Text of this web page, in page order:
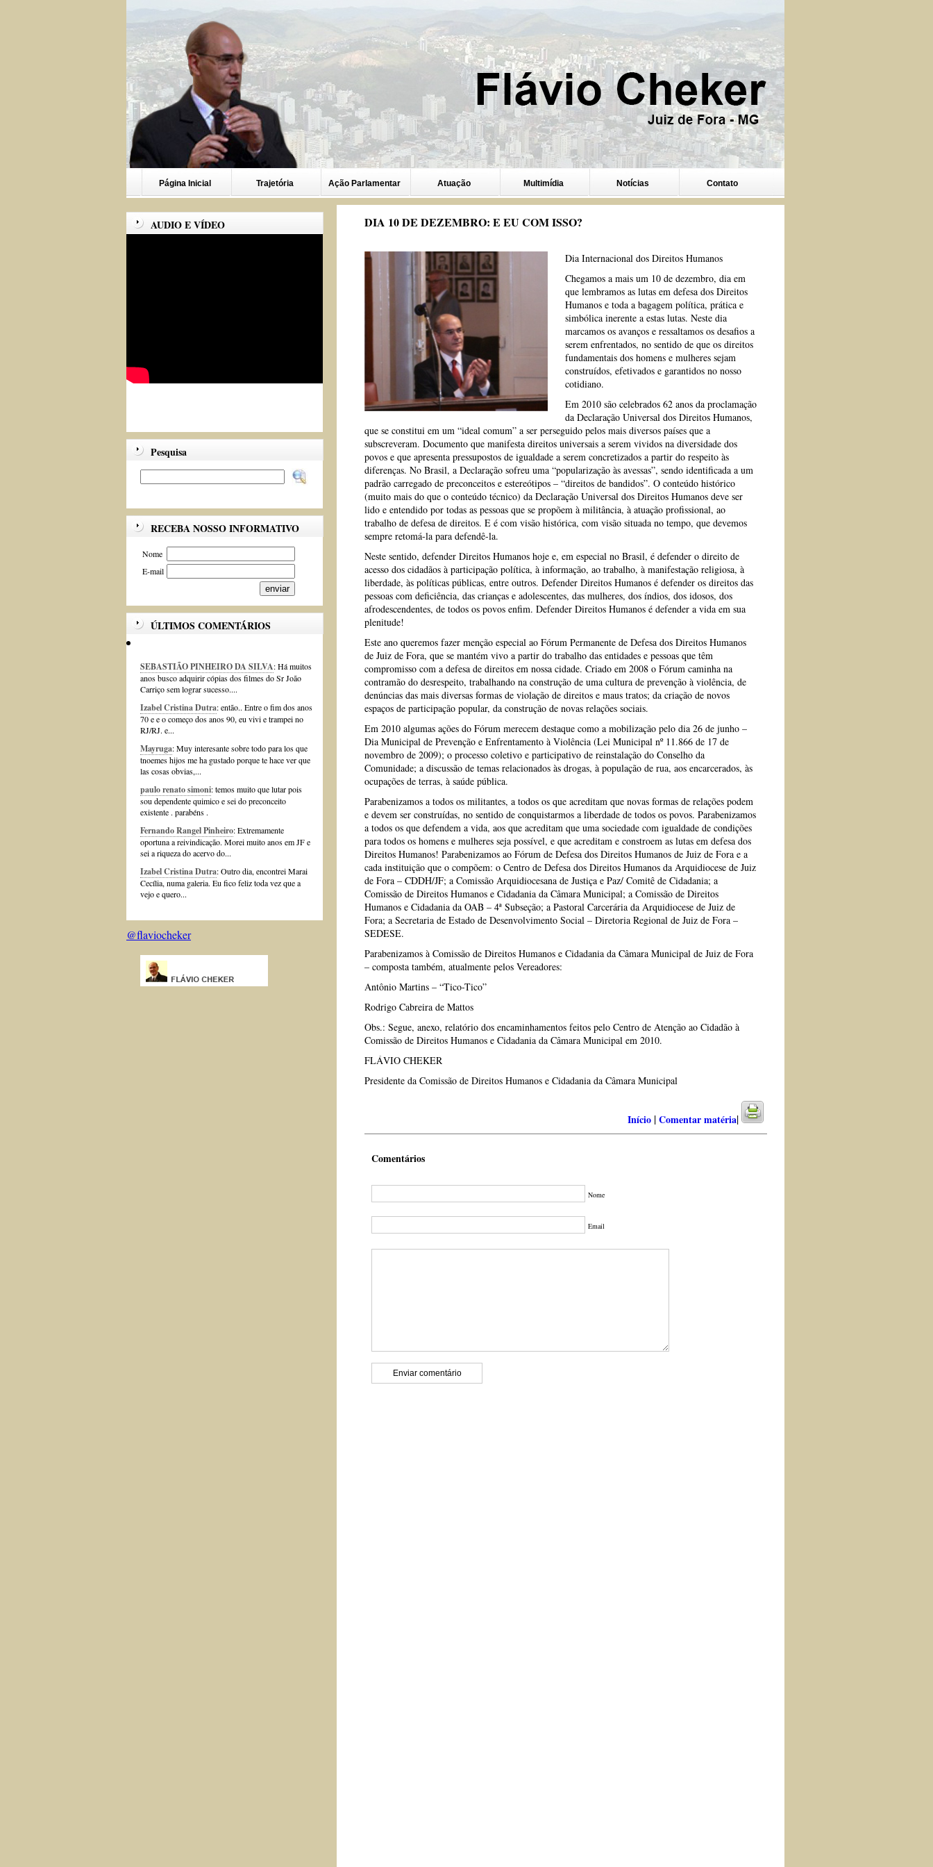
Página Inicial Trajetória Ação Parlamentar Atuação Multimídia Notícias Contato
AUDIO E VÍDEO
Pesquisa
RECEBA NOSSO INFORMATIVO
Nome
E-mail
ÚLTIMOS COMENTÁRIOS
SEBASTIÃO PINHEIRO DA SILVA: Há muitos
anos busco adquirir cópias dos filmes do Sr João
Carriço sem lograr sucesso....
Izabel Cristina Dutra: então.. Entre o fim dos anos
70 e e o começo dos anos 90, eu vivi e trampei no
RJ/RJ. e...
Mayruga: Muy interesante sobre todo para los que
tnoemes hijos me ha gustado porque te hace ver que
las cosas obvias,...
paulo renato simoni: temos muito que lutar pois
sou dependente quimico e sei do preconceito
existente . parabéns .
Fernando Rangel Pinheiro: Extremamente
oportuna a reivindicação. Morei muito anos em JF e
sei a riqueza do acervo do...
Izabel Cristina Dutra: Outro dia, encontrei Marai
Cecília, numa galeria. Eu fico feliz toda vez que a
vejo e quero...
@flaviocheker
DIA 10 DE DEZEMBRO: E EU COM ISSO?
Dia Internacional dos Direitos Humanos
Chegamos a mais um 10 de dezembro, dia em
que lembramos as lutas em defesa dos Direitos
Humanos e toda a bagagem política, prática e
simbólica inerente a estas lutas. Neste dia
marcamos os avanços e ressaltamos os desafios a
serem enfrentados, no sentido de que os direitos
fundamentais dos homens e mulheres sejam
construídos, efetivados e garantidos no nosso
cotidiano.
Em 2010 são celebrados 62 anos da proclamação
da Declaração Universal dos Direitos Humanos,
que se constitui em um “ideal comum” a ser perseguido pelos mais diversos países que a
subscreveram. Documento que manifesta direitos universais a serem vividos na diversidade dos
povos e que apresenta pressupostos de igualdade a serem concretizados a partir do respeito às
diferenças. No Brasil, a Declaração sofreu uma “popularização às avessas”, sendo identificada a um
padrão carregado de preconceitos e estereótipos – “direitos de bandidos”. O conteúdo histórico
(muito mais do que o conteúdo técnico) da Declaração Universal dos Direitos Humanos deve ser
lido e entendido por todas as pessoas que se propõem à militância, à atuação profissional, ao
trabalho de defesa de direitos. E é com visão histórica, com visão situada no tempo, que devemos
sempre retomá-la para defendê-la.
Neste sentido, defender Direitos Humanos hoje e, em especial no Brasil, é defender o direito de
acesso dos cidadãos à participação política, à informação, ao trabalho, à manifestação religiosa, à
liberdade, às políticas públicas, entre outros. Defender Direitos Humanos é defender os direitos das
pessoas com deficiência, das crianças e adolescentes, das mulheres, dos índios, dos idosos, dos
afrodescendentes, de todos os povos enfim. Defender Direitos Humanos é defender a vida em sua
plenitude!
Este ano queremos fazer menção especial ao Fórum Permanente de Defesa dos Direitos Humanos
de Juiz de Fora, que se mantém vivo a partir do trabalho das entidades e pessoas que têm
compromisso com a defesa de direitos em nossa cidade. Criado em 2008 o Fórum caminha na
contramão do desrespeito, trabalhando na construção de uma cultura de prevenção à violência, de
denúncias das mais diversas formas de violação de direitos e maus tratos; da criação de novos
espaços de participação popular, da construção de novas relações sociais.
Em 2010 algumas ações do Fórum merecem destaque como a mobilização pelo dia 26 de junho –
Dia Municipal de Prevenção e Enfrentamento à Violência (Lei Municipal nº 11.866 de 17 de
novembro de 2009); o processo coletivo e participativo de reinstalação do Conselho da
Comunidade; a discussão de temas relacionados às drogas, à população de rua, aos encarcerados, às
ocupações de terras, à saúde pública.
Parabenizamos a todos os militantes, a todos os que acreditam que novas formas de relações podem
e devem ser construídas, no sentido de conquistarmos a liberdade de todos os povos. Parabenizamos
a todos os que defendem a vida, aos que acreditam que uma sociedade com igualdade de condições
para todos os homens e mulheres seja possível, e que acreditam e constroem as lutas em defesa dos
Direitos Humanos! Parabenizamos ao Fórum de Defesa dos Direitos Humanos de Juiz de Fora e a
cada instituição que o compõem: o Centro de Defesa dos Direitos Humanos da Arquidiocese de Juiz
de Fora – CDDH/JF; a Comissão Arquidiocesana de Justiça e Paz/ Comitê de Cidadania; a
Comissão de Direitos Humanos e Cidadania da Câmara Municipal; a Comissão de Direitos
Humanos e Cidadania da OAB – 4ª Subseção; a Pastoral Carcerária da Arquidiocese de Juiz de
Fora; a Secretaria de Estado de Desenvolvimento Social – Diretoria Regional de Juiz de Fora –
SEDESE.
Parabenizamos à Comissão de Direitos Humanos e Cidadania da Câmara Municipal de Juiz de Fora
– composta também, atualmente pelos Vereadores:
Antônio Martins – “Tico-Tico”
Rodrigo Cabreira de Mattos
Obs.: Segue, anexo, relatório dos encaminhamentos feitos pelo Centro de Atenção ao Cidadão à
Comissão de Direitos Humanos e Cidadania da Câmara Municipal em 2010.
FLÁVIO CHEKER
Presidente da Comissão de Direitos Humanos e Cidadania da Câmara Municipal
Início |Comentar matéria|
Comentários
Nome
Email